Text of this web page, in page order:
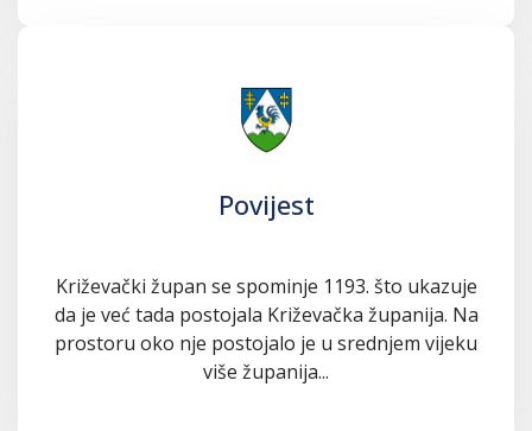
Povijest
Križevački župan se spominje 1193. što ukazuje
da je već tada postojala Križevačka županija. Na
prostoru oko nje postojalo je u srednjem vijeku
više županija...